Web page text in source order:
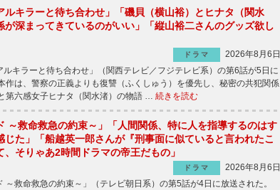
ルキラーと待ち合わせ」「磯貝（横山裕）とヒナタ（関水
が深まってきているのがいい」「縦山裕二さんのグッズ欲し
ドラマ
2026年8月6日
キラーと待ち合わせ」（関西テレビ／フジテレビ系）の第6話が5日に
は、警察の正義よりも復讐（ふくしゅう）を優先し、秘密の共犯関係
第六感女子ヒナタ（関水渚）の物語 … 続きを読む
～救命救急の約束～」「人間関係、特に人を指導するのはす
じた」「船越英一郎さんが『刑事面に似ていると言われたこ
、そりゃあ2時間ドラマの帝王だもの」
ドラマ
2026年8月6日
救命救急の約束～」（テレビ朝日系）の第5話が4日に放送された。